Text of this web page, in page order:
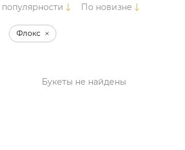
По новизне
Флокс
Букеты не найдены